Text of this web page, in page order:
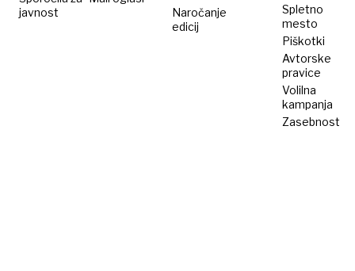
javnost
Naročanje
edicij
Spletno
mesto
Piškotki
Avtorske
pravice
Volilna
kampanja
Zasebnost